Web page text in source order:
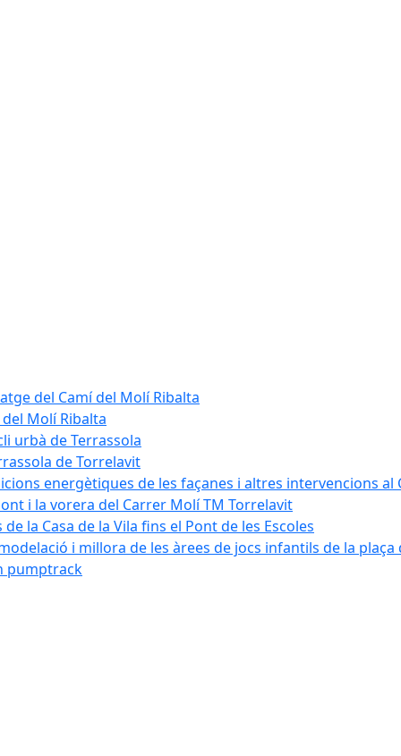
del Camí del Molí Ribalta
Molí Ribalta
urbà de Terrassola
de Torrelavit
energètiques de les façanes i altres intervencions al
i la vorera del Carrer Molí TM Torrelavit
la Casa de la Vila fins el Pont de les Escoles
i millora de les àrees de jocs infantils de la
pumptrack